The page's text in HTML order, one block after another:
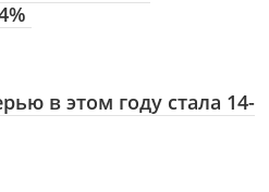
в этом году стала 14-